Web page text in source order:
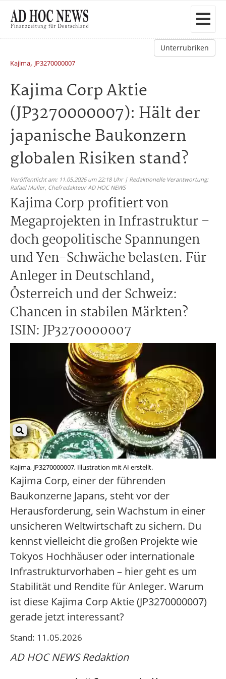
Unterrubriken
Kajima, JP3270000007
Kajima Corp Aktie
(JP3270000007): Hält der
japanische Baukonzern
globalen Risiken stand?
Veröffentlicht am: 11.05.2026 um 22:18 Uhr | Redaktionelle Verantwortung:
Rafael Müller, Chefredakteur AD HOC NEWS
Kajima Corp profitiert von
Megaprojekten in Infrastruktur –
doch geopolitische Spannungen
und Yen-Schwäche belasten. Für
Anleger in Deutschland,
Österreich und der Schweiz:
Chancen in stabilen Märkten?
ISIN: JP3270000007
Kajima, JP3270000007, Illustration mit AI erstellt.
Kajima Corp, einer der führenden
Baukonzerne Japans, steht vor der
Herausforderung, sein Wachstum in einer
unsicheren Weltwirtschaft zu sichern. Du
kennst vielleicht die großen Projekte wie
Tokyos Hochhäuser oder internationale
Infrastrukturvorhaben – hier geht es um
Stabilität und Rendite für Anleger. Warum
ist diese Kajima Corp Aktie (JP3270000007)
gerade jetzt interessant?
Stand: 11.05.2026
AD HOC NEWS Redaktion